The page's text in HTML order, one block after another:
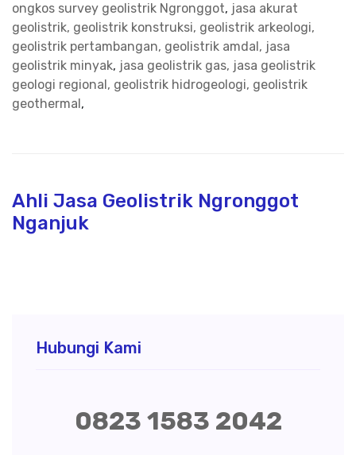
ongkos survey geolistrik Ngronggot, jasa akurat
geolistrik, geolistrik konstruksi, geolistrik arkeologi,
geolistrik pertambangan, geolistrik amdal, jasa
geolistrik minyak, jasa geolistrik gas, jasa geolistrik
geologi regional, geolistrik hidrogeologi, geolistrik
geothermal ,
Ahli Jasa Geolistrik Ngronggot
Nganjuk
Hubungi Kami
0823 1583 2042